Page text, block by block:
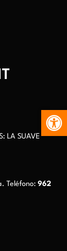
LA SUAVE
Teléfono: 962